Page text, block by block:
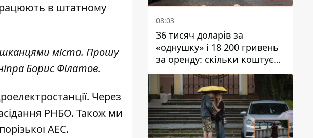
в штатному
міста. Прошу
Борис Філатов.
. Через
РНБО. Також ми
АЕС.
08:03
36 тисяч доларів за
«однушку» і 18 200 гривень
за оренду: скільки коштує
житло у Дніпропетровської
області